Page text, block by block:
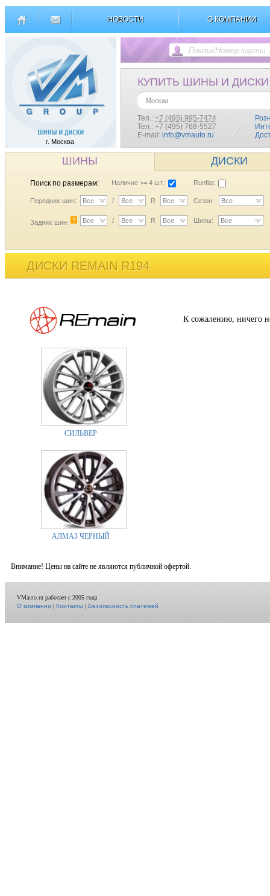
НОВОСТИ О КОМПАНИИ
г. Москва
КУПИТЬ ШИНЫ И ДИСКИ
Москва
Тел.: +7 (495) 995-7474
Тел.: +7 (495) 768-5527
E-mail: info@vmauto.ru
ШИНЫ ДИСКИ
Поиск по размерам: Наличие >= 4 шт.: Runflat:
Передних шин: Все / Все R Все Сезон: Все
Задних шин: ? Все / Все R Все Шипы: Все
ДИСКИ REMAIN R194
СИЛЬВЕР
АЛМАЗ ЧЕРНЫЙ
К сожалению, ничего
Внимание! Цены на сайте не являются публичной офертой.
VMauto.ru работает с 2005 года.
О компании|Контакты|Безопасность платежей